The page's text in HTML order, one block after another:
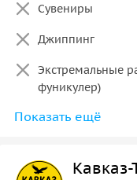
Сувениры
Джиппинг
Экстремальные
фуникулер)
Обед
Показать ещё
Кавказ-